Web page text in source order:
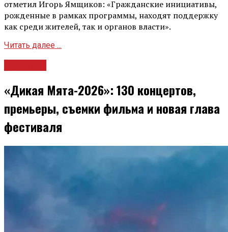
отметил Игорь Ямщиков: «Гражданские инициативы,
рожденные в рамках программы, находят поддержку
как среди жителей, так и органов власти».
Читать далее ...
«Дикая Мята-2026»: 130 концертов,
премьеры, съемки фильма и новая глава
фестиваля